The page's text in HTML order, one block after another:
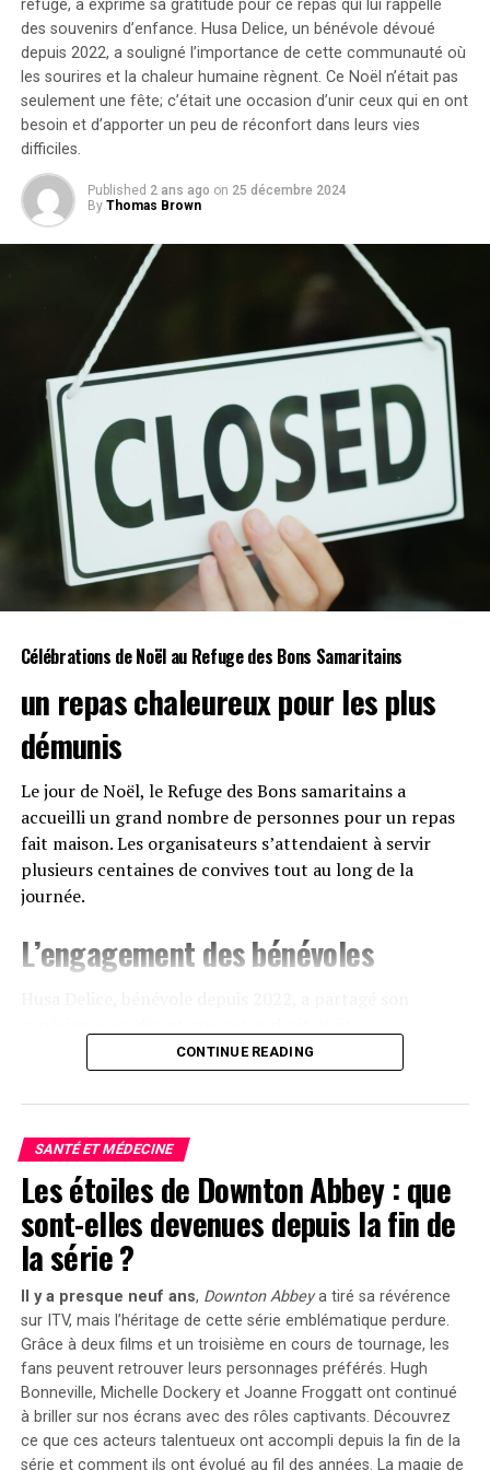
DON'T MISS
Renforcez votre Poitrine et Protégez vos Épaules grâce
au Développé Couché au Sol !
refuge, a exprimé sa gratitude pour ce repas qui lui rappelle
des souvenirs d’enfance. Husa Delice, un bénévole dévoué
depuis 2022, a souligné l’importance de cette communauté où
les sourires et la chaleur humaine règnent. Ce Noël n’était pas
seulement une fête; c’était une occasion d’unir ceux qui en ont
besoin et d’apporter un peu de réconfort dans leurs vies
difficiles.
Published 2 ans ago on 25 décembre 2024
By Thomas Brown
Célébrations ⁤deNoëlau Refuge des Bons Samaritains
un repas chaleureux pour les plus​
démunis
Le jour de Noël, le Refuge ⁣des Bons samaritains a
accueilli un grand nombre de personnes pour ‍un repas​
fait maison.⁤ Les⁤ organisateurs s’attendaient à servir⁣
plusieurs centaines de⁤ convives tout‍ au long⁢ de la
⁣journée.
L’engagement des⁢bénévoles
« merveilleux » et lui avait permis de rencontrer des
gens formidables.​ Il a remarqué que les membres de la
communauté étaient ‍ »heureux » et « sourire aux
Une atmosphère conviviale ⁤malgré
le froid
Delice a souligné l’importance d’offrir ⁤chaleur⁢ et
réconfort aux personnes dans le besoin pendant cette
période⁤ froide. Azery‌ Sharrons, un homme âgé ​de 70 ans⁤
vivant dans une zone d’accueil du refuge,⁢ a exprimé ⁤sa
gratitude pour le repas copieux qui rappelait les
traditions ⁤festives.
CONTINUE READING
SANTÉ ET MÉDECINE
Les étoiles de Downton Abbey : que
sont-elles devenues depuis la fin de
la série ?
Il y a presque neuf ans, Downton Abbeya tiré sa révérence
sur ITV, mais l’héritage de cette série emblématique perdure.
Grâce à deux films et un troisième en cours de tournage, les
fans peuvent retrouver leurs personnages préférés. Hugh
Bonneville, Michelle Dockery et Joanne Froggattont continué
à briller sur nos écrans avec des rôles captivants. Découvrez
ce que ces acteurs talentueux ont accompli depuis la fin de la
série et comment ils ont évolué au fil des années. La magie de